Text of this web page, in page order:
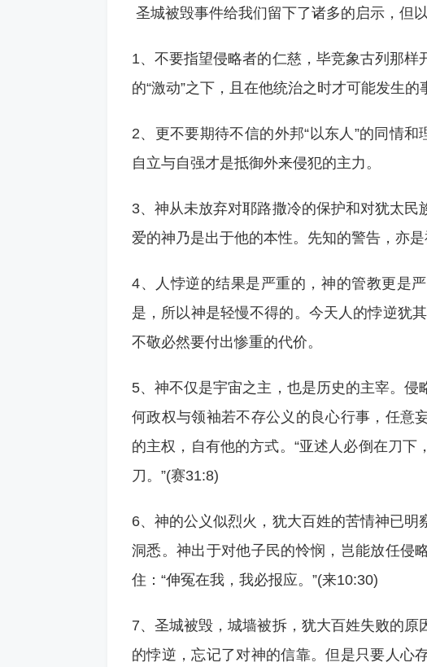
圣城被毁事件给我们留下了诸多的启示，但
1、不要指望侵略者的仁慈，毕竞象古列那
的“激动”之下，且在他统治之时才可能发生
2、更不要期待不信的外邦“以东人”的同情和
自立与自强才是抵御外来侵犯的主力。
3、神从未放弃对耶路撒冷的保护和对犹太
爱的神乃是出于他的本性。先知的警告，亦是
4、人悖逆的结果是严重的，神的管教更是
是，所以神是轻慢不得的。今天人的悖逆犹
不敬必然要付出惨重的代价。
5、神不仅是宇宙之主，也是历史的主宰。
何政权与领袖若不存公义的良心行事，任意
的主权，自有他的方式。“亚述人必倒在刀
刀。”(赛31:8)
6、神的公义似烈火，犹大百姓的苦情神已
洞悉。神出于对他子民的怜悯，岂能放任侵
住：“伸冤在我，我必报应。”(来10:30)
7、圣城被毁，城墙被拆，犹大百姓失败的
的悖逆，忘记了对神的信靠。但是只要人心